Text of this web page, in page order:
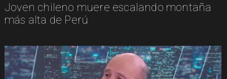
Joven chileno muere escalando montaña
más alta de Perú